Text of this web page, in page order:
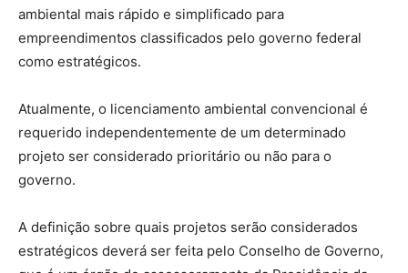
ambiental mais rápido e simplificado para
empreendimentos classificados pelo governo federal
como estratégicos.
Atualmente, o licenciamento ambiental convencional é
requerido independentemente de um determinado
projeto ser considerado prioritário ou não para o
governo.
A definição sobre quais projetos serão considerados
estratégicos deverá ser feita pelo Conselho de Governo,